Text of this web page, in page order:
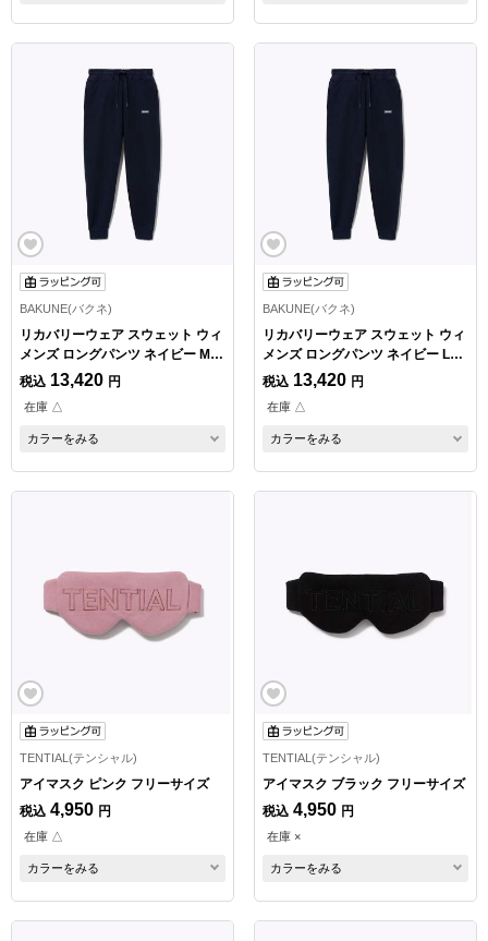
BAKUNE(バクネ)
リカバリーウェア スウェット ウィ
メンズ ロングパンツ ネイビー Mサ
イズ
税込 13,420 円
在庫 △
カラーをみる
BAKUNE(バクネ)
リカバリーウェア スウェット ウィ
メンズ ロングパンツ ネイビー Lサ
イズ
税込 13,420 円
在庫 △
カラーをみる
TENTIAL(テンシャル)
アイマスク ピンク フリーサイズ
税込 4,950 円
在庫 △
カラーをみる
TENTIAL(テンシャル)
アイマスク ブラック フリーサイズ
税込 4,950 円
在庫 ×
カラーをみる